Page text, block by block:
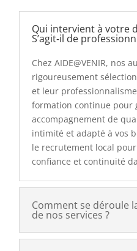
Qui intervient à votre
S’agit‑il de
Chez AIDE@VENIR, nos
rigoureusement
et leur
formation continue pour
accompagnement de
intimité et adapté à vos
le recrutement local
confiance et continuité
Comment se déroule
de nos services ?